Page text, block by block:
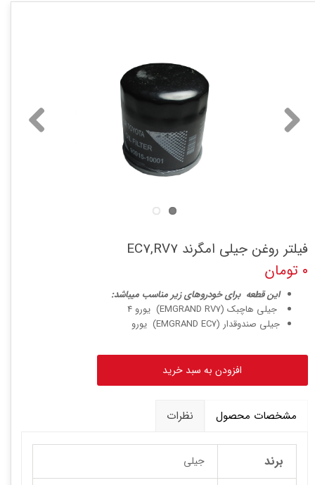
فیلتر روغن جیلی امگرند EC7,RV7
۰ تومان
این قطعه برای خودروهای زیر مناسب میباشد:
جیلی هاچبک (EMGRAND RV7) یورو 4
جیلی صندوقدار (EMGRAND EC7) یورو
افزودن به سبد خرید
مشخصات محصول نظرات
برند جیلی